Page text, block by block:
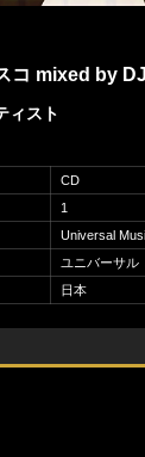
コ mixed by
ィスト
CD
1
Universal
ユニバーサル
日本